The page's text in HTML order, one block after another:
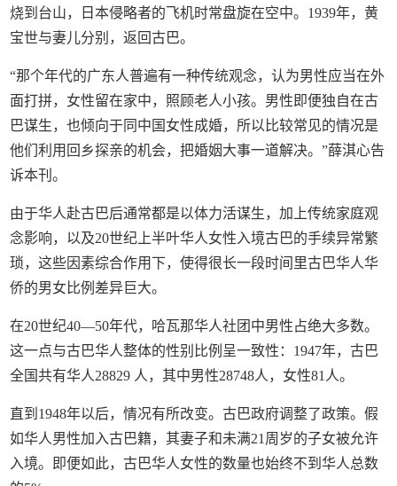
烧到台山，日本侵略者的飞机时常盘旋在空中。1939年，黄
宝世与妻儿分别，返回古巴。
“那个年代的广东人普遍有一种传统观念，认为男性应当在外
面打拼，女性留在家中，照顾老人小孩。男性即便独自在古
巴谋生，也倾向于同中国女性成婚，所以比较常见的情况是
他们利用回乡探亲的机会，把婚姻大事一道解决。”薛淇心告
诉本刊。
由于华人赴古巴后通常都是以体力活谋生，加上传统家庭观
念影响，以及20世纪上半叶华人女性入境古巴的手续异常繁
琐，这些因素综合作用下，使得很长一段时间里古巴华人华
侨的男女比例差异巨大。
在20世纪40—50年代，哈瓦那华人社团中男性占绝大多数。
这一点与古巴华人整体的性别比例呈一致性：1947年，古巴
全国共有华人28829 人，其中男性28748人，女性81人。
直到1948年以后，情况有所改变。古巴政府调整了政策。假
如华人男性加入古巴籍，其妻子和未满21周岁的子女被允许
入境。即便如此，古巴华人女性的数量也始终不到华人总数